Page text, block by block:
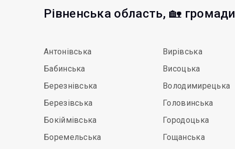
Рівненська область, 🏡 громади
Антонівська
Бабинська
Березнівська
Березівська
Бокіймівська
Боремельська
Вирівська
Висоцька
Володимирецька
Головинська
Городоцька
Гощанська